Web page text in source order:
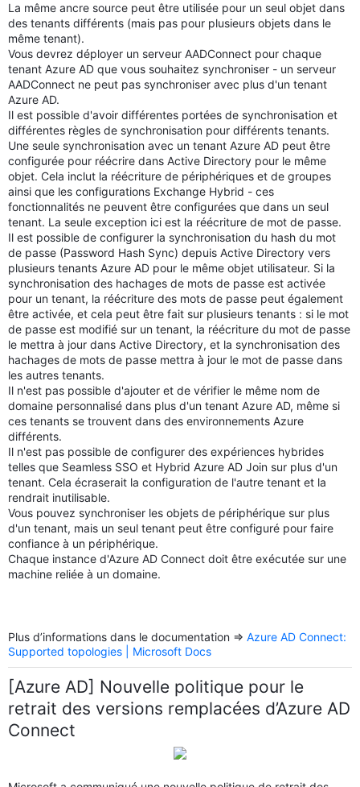
La même ancre source peut être utilisée pour un seul objet dans
des tenants différents (mais pas pour plusieurs objets dans le
même tenant).
Vous devrez déployer un serveur AADConnect pour chaque
tenant Azure AD que vous souhaitez synchroniser - un serveur
AADConnect ne peut pas synchroniser avec plus d'un tenant
Azure AD.
Il est possible d'avoir différentes portées de synchronisation et
différentes règles de synchronisation pour différents tenants.
Une seule synchronisation avec un tenant Azure AD peut être
configurée pour réécrire dans Active Directory pour le même
objet. Cela inclut la réécriture de périphériques et de groupes
ainsi que les configurations Exchange Hybrid - ces
fonctionnalités ne peuvent être configurées que dans un seul
tenant. La seule exception ici est la réécriture de mot de passe.
Il est possible de configurer la synchronisation du hash du mot
de passe (Password Hash Sync) depuis Active Directory vers
plusieurs tenants Azure AD pour le même objet utilisateur. Si la
synchronisation des hachages de mots de passe est activée
pour un tenant, la réécriture des mots de passe peut également
être activée, et cela peut être fait sur plusieurs tenants : si le mot
de passe est modifié sur un tenant, la réécriture du mot de passe
le mettra à jour dans Active Directory, et la synchronisation des
hachages de mots de passe mettra à jour le mot de passe dans
les autres tenants.
Il n'est pas possible d'ajouter et de vérifier le même nom de
domaine personnalisé dans plus d'un tenant Azure AD, même si
ces tenants se trouvent dans des environnements Azure
différents.
Il n'est pas possible de configurer des expériences hybrides
telles que Seamless SSO et Hybrid Azure AD Join sur plus d'un
tenant. Cela écraserait la configuration de l'autre tenant et la
rendrait inutilisable.
Vous pouvez synchroniser les objets de périphérique sur plus
d'un tenant, mais un seul tenant peut être configuré pour faire
confiance à un périphérique.
Chaque instance d'Azure AD Connect doit être exécutée sur une
machine reliée à un domaine.
Plus d’informations dans le documentation => Azure AD Connect:
Supported topologies | Microsoft Docs
[Azure AD] Nouvelle politique pour le
retrait des versions remplacées d’Azure AD
Connect